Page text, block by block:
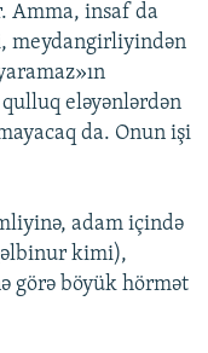
Amma, insaf da
meydangirliyindən
eləyənlərdən
da. Onun işi
adam içində
kimi),
görə böyük hörmət